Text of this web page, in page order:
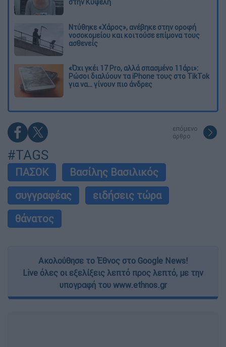
στην Κυψέλη
Ντύθηκε «Χάρος», ανέβηκε στην οροφή
νοσοκομείου και κοιτούσε επίμονα τους
ασθενείς
«Όχι γκέι 17 Pro, αλλά σπασμένο 11άρι»:
Ρώσοι διαλύουν τα iPhone τους στο TikTok
για να... γίνουν πιο άνδρες
επόμενο
άρθρο
#TAGS
ΠΑΣΟΚ
Βασίλης Βασιλικός
συγγραφέας
ειδήσεις τώρα
θάνατος
Ακολούθησε το Έθνος στο Google News!
Live όλες οι εξελίξεις λεπτό προς λεπτό, με την
υπογραφή του www.ethnos.gr